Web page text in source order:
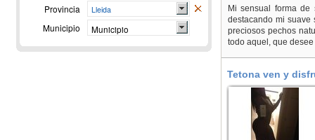
Mi sensual forma de
destacando mi suave
preciosos pechos
todo aquel, que
Tetona ven y
Provincia Lleida
Municipio Municipio